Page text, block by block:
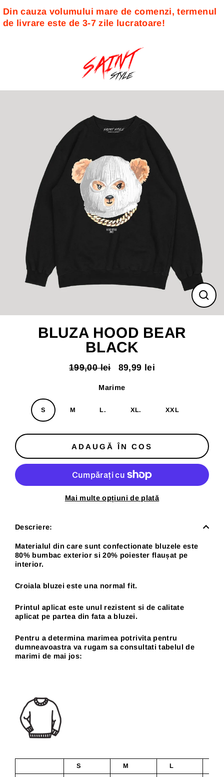
Din cauza volumului mare de comenzi, termenul
de livrare este de 3-7 zile lucratoare!
BLUZA HOOD BEAR
BLACK
Pret
199,00 leiPret89,99 lei
Marime
S M L. XL. XXL
ADAUGĂ ÎN COS
Mai multe opțiuni de plată
Descriere:
Materialul din care sunt confectionate bluzele este
80% bumbac exterior si 20% poiester flaușat pe
interior.
Croiala bluzei este una normal fit.
Printul aplicat este unul rezistent si de calitate
aplicat pe partea din fata a bluzei.
Pentru a determina marimea potrivita pentru
dumneavoastra va rugam sa consultati tabelul de
marimi de mai jos:
S M L